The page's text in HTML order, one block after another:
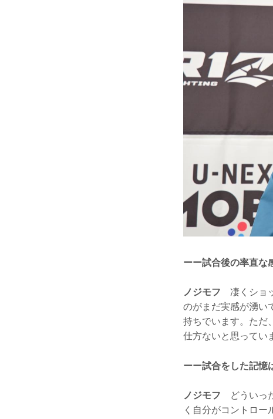
ーー試合後の率直な
ノジモフ 凄くショ
のがまだ実感が湧い
持ちでいます。ただ
仕方ないと思ってい
ーー試合をした記憶
ノジモフ どういっ
く自分がコントロー